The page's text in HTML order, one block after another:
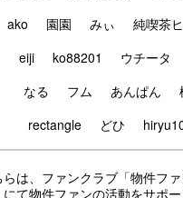
ako
園園 みぃ
純喫茶
eiji
ko88201 ウチータ
なる
フム あんぱん
rectangle
どひ
らは、ファンクラブ「物件フ
にて物件ファンの活動をサポ